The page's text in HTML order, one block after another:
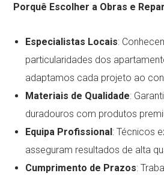
Porquê Escolher a Obras e
Especialistas Locais:
particularidades dos
adaptamos cada projeto ao
Materiais de Qualidade:
duradouros com produtos
Equipa Profissional: Técnicos
asseguram resultados de alta
Cumprimento de Prazos: